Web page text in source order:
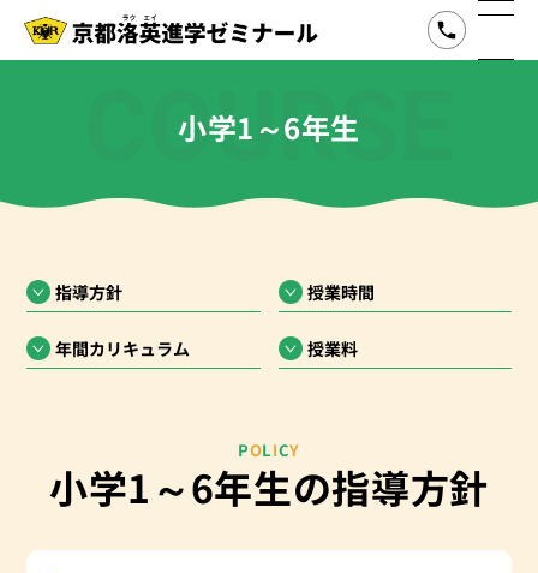
COURSE
小学1～6年生
指導方針 授業時間
年間カリキュラム 授業料
POLICY
小学1～6年生の指導方針